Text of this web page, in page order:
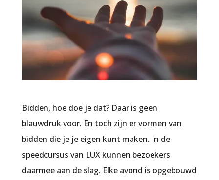
Bidden, hoe doe je dat? Daar is geen
blauwdruk voor. En toch zijn er vormen van
bidden die je je eigen kunt maken. In de
speedcursus van LUX kunnen bezoekers
daarmee aan de slag. Elke avond is opgebouwd